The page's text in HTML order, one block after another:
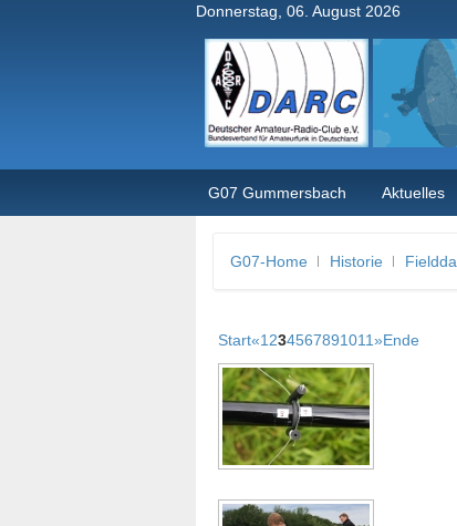
Donnerstag, 06. August 2026
G07 Gummersbach Aktuelles
G07-Home Historie
Start«1 234567891011»Ende